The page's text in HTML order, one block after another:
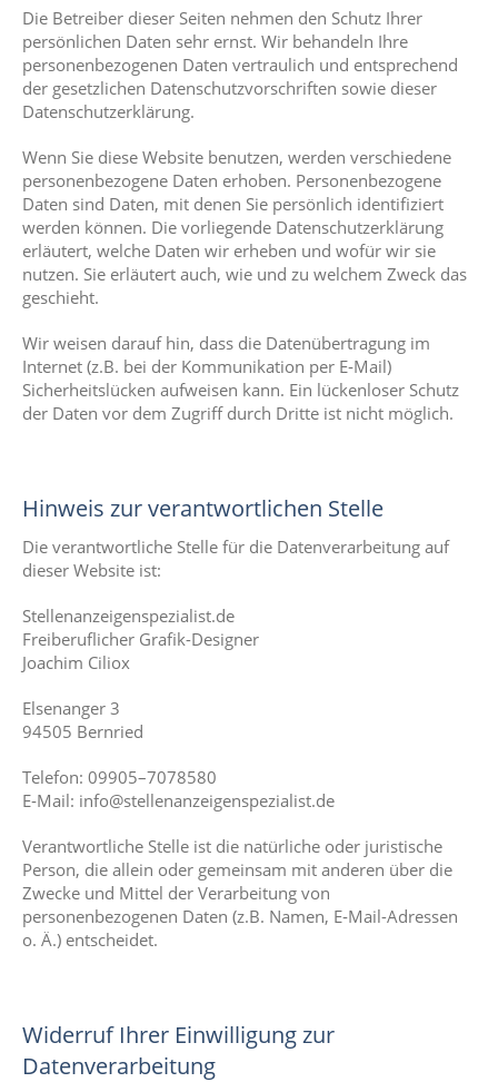
Die Betreiber dieser Seiten nehmen den Schutz Ihrer
persönlichen Daten sehr ernst. Wir behandeln Ihre
personenbezogenen Daten vertraulich und entsprechend
der gesetzlichen Datenschutzvorschriften sowie dieser
Datenschutzerklärung.
Wenn Sie diese Website benutzen, werden verschiedene
personenbezogene Daten erhoben. Personenbezogene
Daten sind Daten, mit denen Sie persönlich identifiziert
werden können. Die vorliegende Datenschutzerklärung
erläutert, welche Daten wir erheben und wofür wir sie
nutzen. Sie erläutert auch, wie und zu welchem Zweck das
geschieht.
Wir weisen darauf hin, dass die Datenübertragung im
Internet (z.B. bei der Kommunikation per E‑Mail)
Sicherheitslücken aufweisen kann. Ein lückenloser Schutz
der Daten vor dem Zugriff durch Dritte ist nicht möglich.
Hinweis zur verantwortlichen Stelle
Die verantwortliche Stelle für die Datenverarbeitung auf
dieser Website ist:
Stellenanzeigenspezialist.de
Freiberuflicher Grafik-Designer
Joachim Ciliox
Elsenanger 3
94505 Bernried
Telefon: 09905–7078580
E‑Mail: info@stellenanzeigenspezialist.de
Verantwortliche Stelle ist die natürliche oder juristische
Person, die allein oder gemeinsam mit anderen über die
Zwecke und Mittel der Verarbeitung von
personenbezogenen Daten (z.B. Namen, E‑Mail-Adressen
o. Ä.) entscheidet.
Widerruf Ihrer Einwilligung zur
Datenverarbeitung